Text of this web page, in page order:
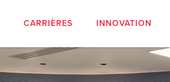
CARRIÈRES INNOVATION